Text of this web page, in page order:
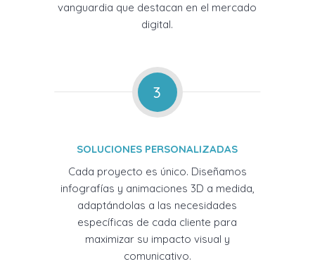
vanguardia que destacan en el mercado
digital.
3
SOLUCIONES PERSONALIZADAS
Cada proyecto es único. Diseñamos
infografías y animaciones 3D a medida,
adaptándolas a las necesidades
específicas de cada cliente para
maximizar su impacto visual y
comunicativo.